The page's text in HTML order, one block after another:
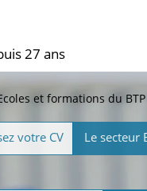
27 ans
et formations du BTP
votre CV Le secteur